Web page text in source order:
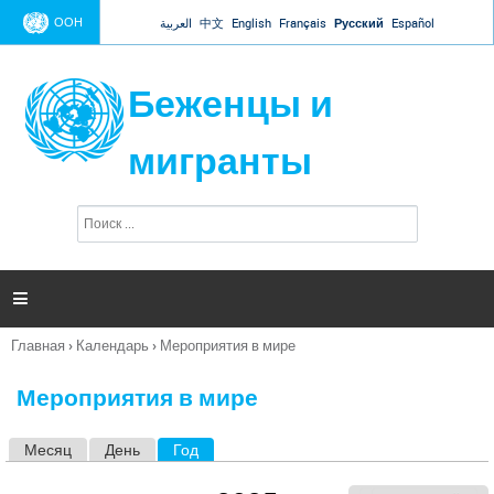
Jump to navigation
ООН العربية 中文 English Français Русский Español
Беженцы и
мигранты
п
и

Вы
Главная › Календарь › Мероприятия в мире
Мероприятия в мире
Месяц День Год